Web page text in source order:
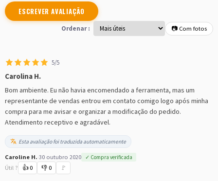
ESCREVER AVALIAÇÃO
Ordenar : 📷 Com fotos
5/5
Carolina H.
Bom ambiente. Eu não havia encomendado a ferramenta, mas um
representante de vendas entrou em contato comigo logo após minha
compra para me avisar e organizar a modificação do pedido.
Atendimento receptivo e agradável.
Esta avaliação foi traduzida automaticamente
Caroline H.·30 outubro 2020 ✓ Compra verificada
Útil ? 👍 0 👎 0 🚩